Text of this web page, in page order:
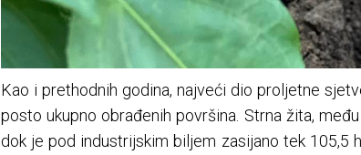
Kao i prethodnih godina, najveći dio proljetne
posto ukupno obrađenih površina. Strna žita,
dok je pod industrijskim biljem zasijano tek 105,5